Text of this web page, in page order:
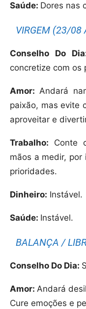
Saúde: Dores nas
VIRGEM (23/08
Conselho Do
concretize com os
Amor: Andará
paixão, mas evite
aproveitar e
Trabalho: Conte
mãos a medir,
prioridades.
Dinheiro: Instável.
Saúde: Instável.
BALANÇA /
Conselho Do Dia:
Amor: Andará
Cure emoções e